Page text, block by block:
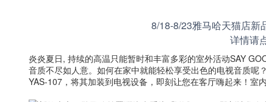
8/18-8/23雅马哈天猫店新
详情请
炎炎夏日, 持续的高温只能暂时和丰富多彩的室外活动SAY
音质不尽如人意。如何在家中就能轻松享受出色的电视音质
YAS-107，将其加装到电视设备，即刻让您在客厅嗨起来！室